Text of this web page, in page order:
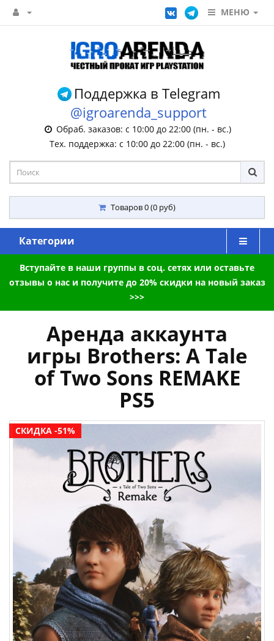
МЕНЮ
Поддержка в Telegram
@igroarenda_support
Обраб. заказов: с 10:00 до 22:00 (пн. - вс.)
Тех. поддержка: с 10:00 до 22:00 (пн. - вс.)
Товаров 0 (0 руб)
Категории
Вступайте в наши группы в соц. сетях или оставьте
отзывы о нас и получите до 20% скидки на новый заказ
>>>
Аренда аккаунта
игры Brothers: A Tale
of Two Sons REMAKE
PS5
СКИДКА -51%